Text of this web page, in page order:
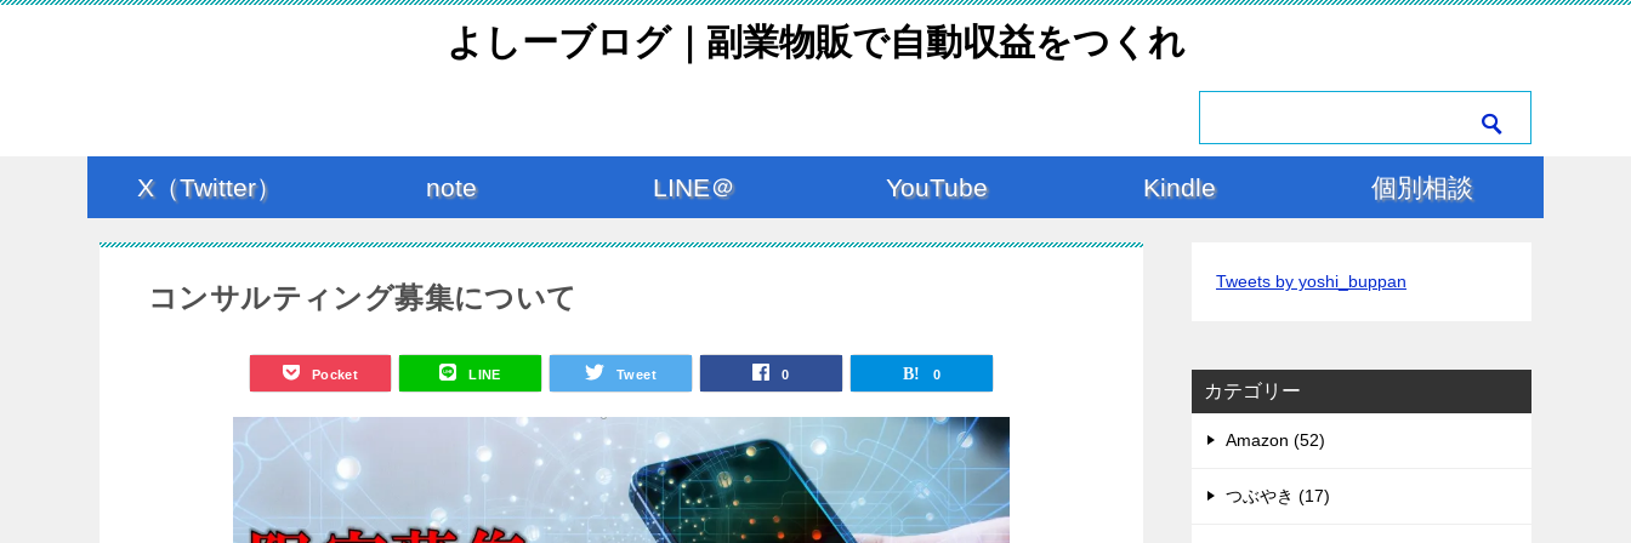
よしーブログ｜副業物販で自動収益をつくれ
X（Twitter） note LINE＠ YouTube Kindle 個別相談
コンサルティング募集について
Pocket LINE Tweet 0 0
Tweets by yoshi_buppan
カテゴリー
Amazon (52)
つぶやき (17)